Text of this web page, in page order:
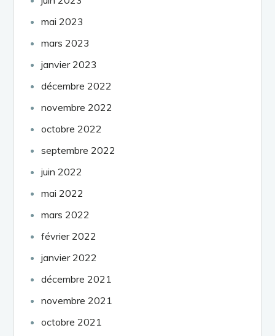
mai 2023
mars 2023
janvier 2023
décembre 2022
novembre 2022
octobre 2022
septembre 2022
juin 2022
mai 2022
mars 2022
février 2022
janvier 2022
décembre 2021
novembre 2021
octobre 2021